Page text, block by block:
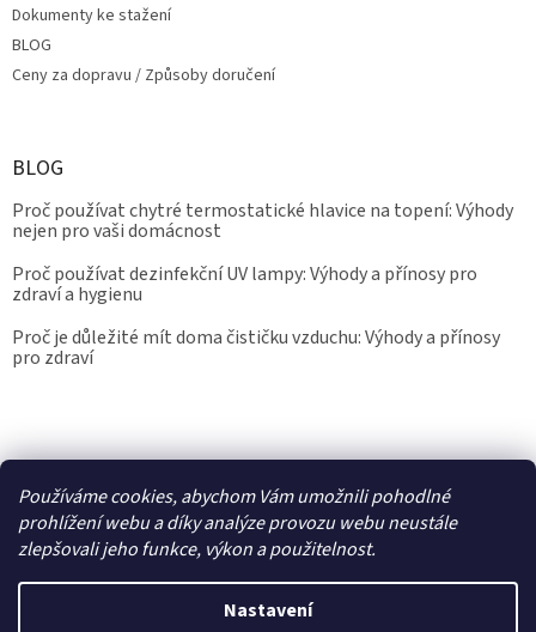
Používáme cookies, abychom Vám umožnili pohodlné
prohlížení webu a díky analýze provozu webu neustále
zlepšovali jeho funkce, výkon a použitelnost.
Nastavení
Dokumenty ke stažení
BLOG
Ceny za dopravu / Způsoby doručení
BLOG
Proč používat chytré termostatické hlavice na topení: Výhody
nejen pro vaši domácnost
Proč používat dezinfekční UV lampy: Výhody a přínosy pro
zdraví a hygienu
Proč je důležité mít doma čističku vzduchu: Výhody a přínosy
pro zdraví
Vytvořil Shoptet